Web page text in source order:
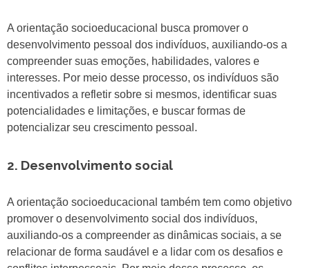
A orientação socioeducacional busca promover o
desenvolvimento pessoal dos indivíduos, auxiliando-os a
compreender suas emoções, habilidades, valores e
interesses. Por meio desse processo, os indivíduos são
incentivados a refletir sobre si mesmos, identificar suas
potencialidades e limitações, e buscar formas de
potencializar seu crescimento pessoal.
2. Desenvolvimento social
A orientação socioeducacional também tem como objetivo
promover o desenvolvimento social dos indivíduos,
auxiliando-os a compreender as dinâmicas sociais, a se
relacionar de forma saudável e a lidar com os desafios e